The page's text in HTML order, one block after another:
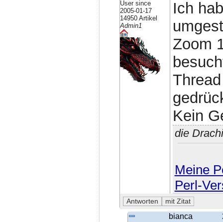
User since
2005-01-17
14950 Artikel
Admin1
Ich
Zoom
Kein
die
Meine
Perl-
bianca